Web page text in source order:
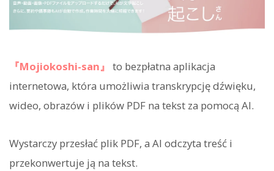
『Mojiokoshi-san』 to bezpłatna aplikacja
internetowa, która umożliwia transkrypcję dźwięku,
wideo, obrazów i plików PDF na tekst za pomocą AI.
Wystarczy przesłać plik PDF, a AI odczyta treść i
przekonwertuje ją na tekst.